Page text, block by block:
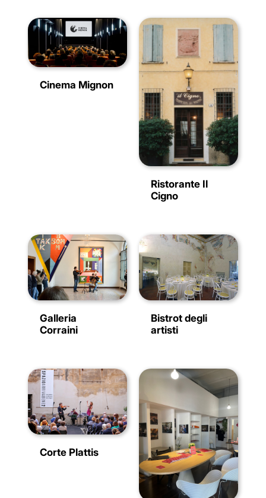
Cinema Mignon
Ristorante Il
Cigno
Galleria
Corraini
Bistrot degli
artisti
Corte Plattis